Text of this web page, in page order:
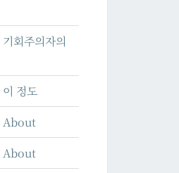
기회주의자의
이 정도
About
About